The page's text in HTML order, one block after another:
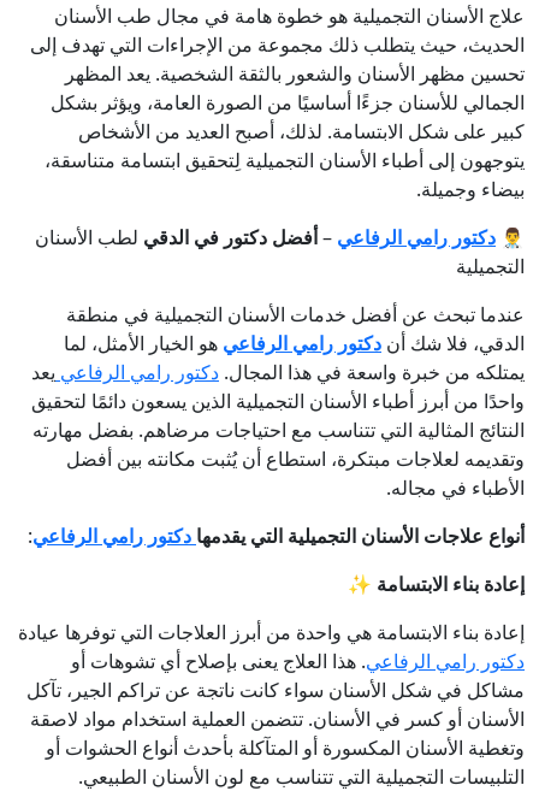
علاج الأسنان التجميلية هو خطوة هامة في مجال طب الأسنان
الحديث، حيث يتطلب ذلك مجموعة من الإجراءات التي تهدف إلى
تحسين مظهر الأسنان والشعور بالثقة الشخصية. يعد المظهر
الجمالي للأسنان جزءًا أساسيًا من الصورة العامة، ويؤثر بشكل
كبير على شكل الابتسامة. لذلك، أصبح العديد من الأشخاص
يتوجهون إلى أطباء الأسنان التجميلية لِتحقيق ابتسامة متناسقة،
بيضاء وجميلة.
👨‍⚕️ دكتور رامي الرفاعي –أفضل دكتور في الدقي لطب الأسنان
التجميلية
عندما تبحث عن أفضل خدمات الأسنان التجميلية في منطقة
الدقي، فلا شك أن دكتور رامي الرفاعي هو الخيار الأمثل، لما
يمتلكه من خبرة واسعة في هذا المجال. دكتور رامي الرفاعي يعد
واحدًا من أبرز أطباء الأسنان التجميلية الذين يسعون دائمًا لتحقيق
النتائج المثالية التي تتناسب مع احتياجات مرضاهم. بفضل مهارته
وتقديمه لعلاجات مبتكرة، استطاع أن يُثبت مكانته بين أفضل
الأطباء في مجاله.
أنواع علاجات الأسنان التجميلية التي يقدمها دكتور رامي الرفاعي:
إعادة بناء الابتسامة ✨
إعادة بناء الابتسامة هي واحدة من أبرز العلاجات التي توفرها عيادة
دكتور رامي الرفاعي. هذا العلاج يعنى بإصلاح أي تشوهات أو
مشاكل في شكل الأسنان سواء كانت ناتجة عن تراكم الجير، تآكل
الأسنان أو كسر في الأسنان. تتضمن العملية استخدام مواد لاصقة
وتغطية الأسنان المكسورة أو المتآكلة بأحدث أنواع الحشوات أو
التلبيسات التجميلية التي تتناسب مع لون الأسنان الطبيعي.